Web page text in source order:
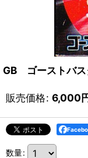
GB ゴーストバス
販売価格: 6,000
数量: